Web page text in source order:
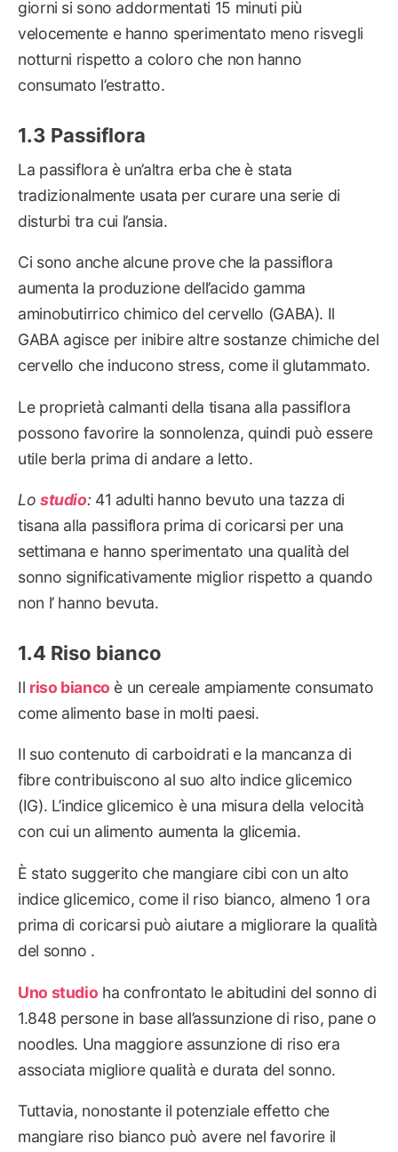
giorni si sono addormentati 15 minuti più
velocemente e hanno sperimentato meno risvegli
notturni rispetto a coloro che non hanno
consumato l’estratto.
Passiflora
La passiflora è un’altra erba che è stata
tradizionalmente usata per curare una serie di
disturbi tra cui l’ansia.
Ci sono anche alcune prove che la passiflora
aumenta la produzione dell’acido gamma
aminobutirrico chimico del cervello (GABA). Il
GABA agisce per inibire altre sostanze chimiche del
cervello che inducono stress, come il glutammato.
Le proprietà calmanti della tisana alla passiflora
possono favorire la sonnolenza, quindi può essere
utile berla prima di andare a letto.
Lo studio: 41 adulti hanno bevuto una tazza di
tisana alla passiflora prima di coricarsi per una
settimana e hanno sperimentato una qualità del
sonno significativamente miglior rispetto a quando
non l’ hanno bevuta.
Riso bianco
Il riso bianco è un cereale ampiamente consumato
come alimento base in molti paesi.
Il suo contenuto di carboidrati e la mancanza di
fibre contribuiscono al suo alto indice glicemico
(IG). L’indice glicemico è una misura della velocità
con cui un alimento aumenta la glicemia.
È stato suggerito che mangiare cibi con un alto
indice glicemico, come il riso bianco, almeno 1 ora
prima di coricarsi può aiutare a migliorare la qualità
del sonno .
Uno studio ha confrontato le abitudini del sonno di
1.848 persone in base all’assunzione di riso, pane o
noodles. Una maggiore assunzione di riso era
associata migliore qualità e durata del sonno.
Tuttavia, nonostante il potenziale effetto che
mangiare riso bianco può avere nel favorire il